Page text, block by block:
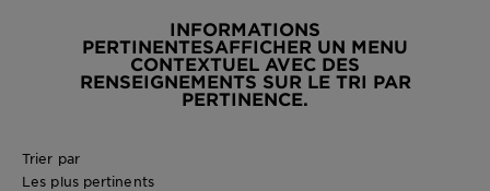
INFORMATIONS
PERTINENTESAFFICHER UN MENU
CONTEXTUEL AVEC DES
RENSEIGNEMENTS SUR LE TRI PAR
PERTINENCE.
Trier par
Les plus pertinents